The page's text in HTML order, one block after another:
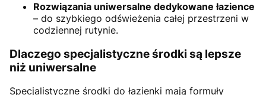
Rozwiązania uniwersalne dedykowane łazience
– do szybkiego odświeżenia całej przestrzeni w
codziennej rutynie.
Dlaczego specjalistyczne środki są lepsze
niż uniwersalne
Specjalistyczne środki do łazienki mają formuły